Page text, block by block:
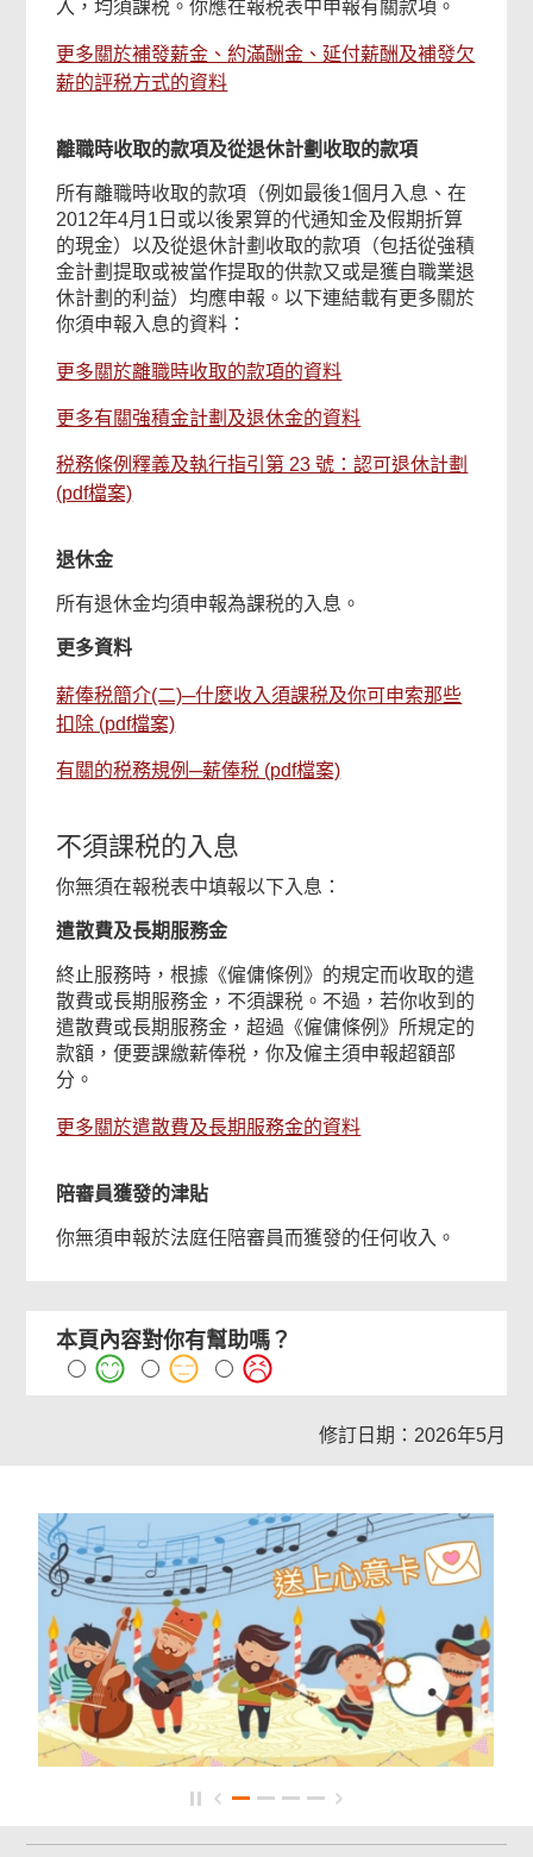
入，均須課税。你應在報税表中申報有關款項。
更多關於補發薪金、約滿酬金、延付薪酬及補發欠
薪的評税方式的資料
離職時收取的款項及從退休計劃收取的款項
所有離職時收取的款項（例如最後1個月入息、在
2012年4月1日或以後累算的代通知金及假期折算
的現金）以及從退休計劃收取的款項（包括從強積
金計劃提取或被當作提取的供款又或是獲自職業退
休計劃的利益）均應申報。以下連結載有更多關於
你須申報入息的資料：
更多關於離職時收取的款項的資料
更多有關強積金計劃及退休金的資料
税務條例釋義及執行指引第 23 號：認可退休計劃
(pdf檔案)
退休金
所有退休金均須申報為課税的入息。
更多資料
薪俸税簡介(二)─什麼收入須課税及你可申索那些
扣除 (pdf檔案)
有關的税務規例─薪俸税 (pdf檔案)
不須課税的入息
你無須在報税表中填報以下入息：
遣散費及長期服務金
終止服務時，根據《僱傭條例》的規定而收取的遣
散費或長期服務金，不須課税。不過，若你收到的
遣散費或長期服務金，超過《僱傭條例》所規定的
款額，便要課繳薪俸税，你及僱主須申報超額部
分。
更多關於遣散費及長期服務金的資料
陪審員獲發的津貼
你無須申報於法庭任陪審員而獲發的任何收入。
本頁內容對你有幫助嗎？
修訂日期：2026年5月